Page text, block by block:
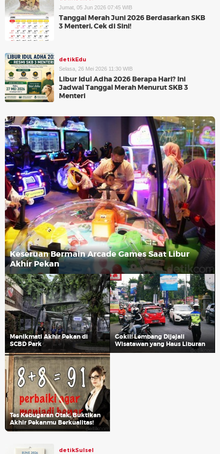
Jumat, 05 Jun 2026 07:45 WIB
Tanggal Merah Juni 2026 Berdasarkan SKB
3 Menteri, Cek di Sini!
detikEdu
Selasa, 26 Mei 2026 11:30 WIB
Libur Idul Adha 2026 Berapa Hari? Ini
Jadwal Tanggal Merah Menurut SKB 3
Menteri
Keseruan Bermain Arcade Games Saat Libur
Akhir Pekan
Menikmati Akhir Pekan di
SCBD Park
Gokil! Lembang Dijejali
Wisatawan yang Haus Liburan
Tes Kebugaran Otak, Buktikan
Akhir Pekanmu Berkualitas!
detikSulsel